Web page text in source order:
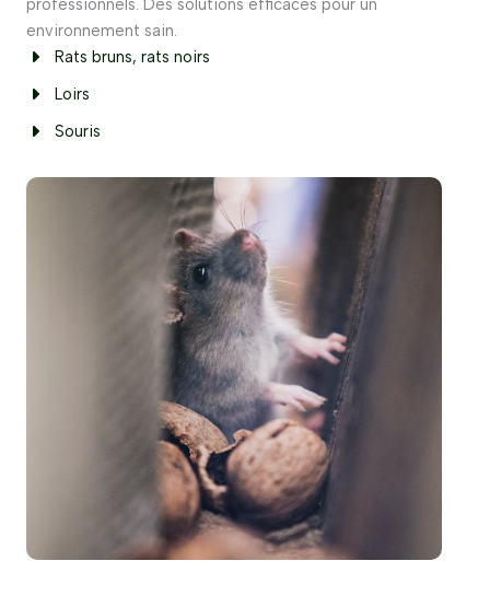
professionnels. Des solutions efficaces pour un
environnement sain.
Rats bruns, rats noirs
Loirs
Souris